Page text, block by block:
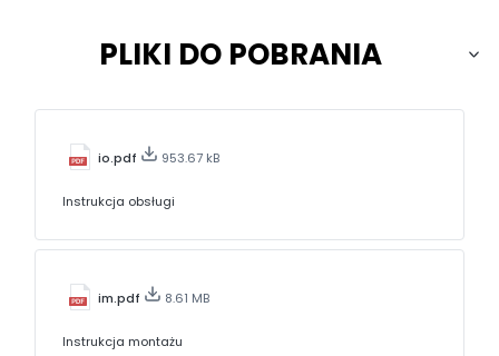
PLIKI DO POBRANIA
io.pdf 953.67 kB
Instrukcja obsługi
im.pdf 8.61 MB
Instrukcja montażu